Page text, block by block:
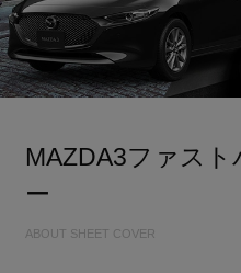
MAZDA3ファス
ー
ABOUT SHEET COVER